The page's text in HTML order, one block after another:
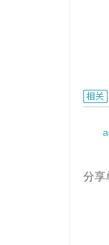
分享